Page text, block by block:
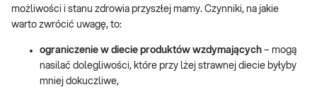
możliwości i stanu zdrowia przyszłej mamy. Czynniki, na jakie
warto zwrócić uwagę, to:
ograniczenie w diecie produktów wzdymających – mogą
nasilać dolegliwości, które przy lżej strawnej diecie byłyby
mniej dokuczliwe,